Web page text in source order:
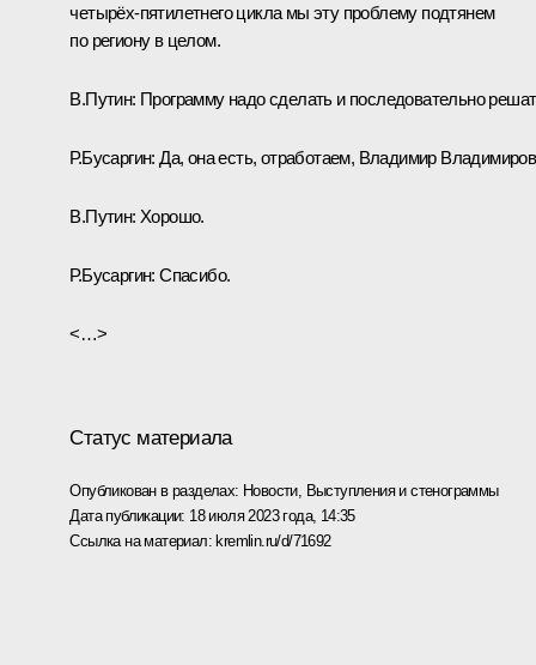
четырёх-пятилетнего цикла мы эту проблему подтянем
по региону в целом.
В.Путин: Программу надо сделать и последовательно
Р.Бусаргин: Да, она есть, отработаем, Владимир
В.Путин: Хорошо.
Р.Бусаргин: Спасибо.
<…>
Статус материала
Опубликован в разделах: Новости, Выступления и стенограммы
Дата публикации: 18 июля 2023 года, 14:35
Ссылка на материал: kremlin.ru/d/71692